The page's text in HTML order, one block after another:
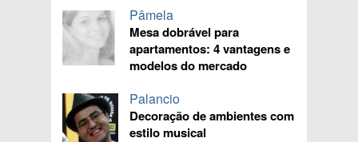
Pâmela
Mesa dobrável para
apartamentos: 4 vantagens e
modelos do mercado
Palancio
Decoração de ambientes com
estilo musical